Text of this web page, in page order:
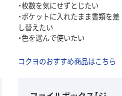
・枚数を気にせずとじたい
・ポケットに入れたまま書類を差
し替えたい
・色を選んで使いたい
コクヨのおすすめ商品はこちら